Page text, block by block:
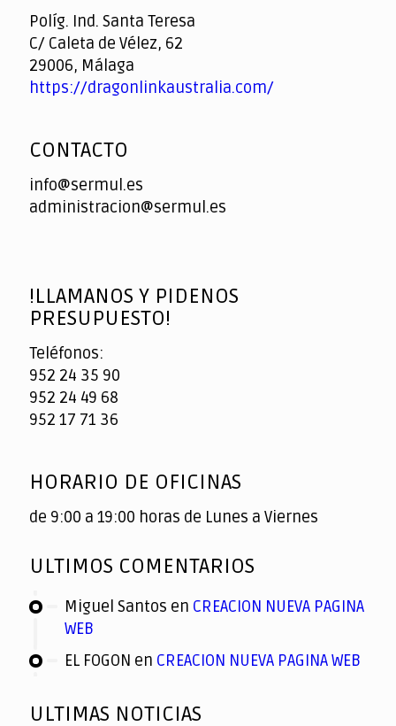
Políg. Ind. Santa Teresa
C/ Caleta de Vélez, 62
29006, Málaga
https://dragonlinkaustralia.com/
CONTACTO
info@sermul.es
administracion@sermul.es
!LLAMANOS Y PIDENOS
PRESUPUESTO!
Teléfonos:
952 24 35 90
952 24 49 68
952 17 71 36
HORARIO DE OFICINAS
de 9:00 a 19:00 horas de Lunes a Viernes
ULTIMOS COMENTARIOS
Miguel Santos en CREACION NUEVA PAGINA
WEB
EL FOGON en CREACION NUEVA PAGINA WEB
ULTIMAS NOTICIAS